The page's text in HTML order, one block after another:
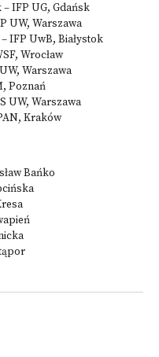
IFP UG, Gdańsk
UW, Warszawa
IFP UwB, Białystok
Wrocław
Warszawa
Poznań
UW, Warszawa
Kraków
Bańko